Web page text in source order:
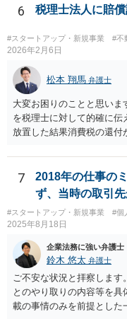
6 税理士法人に賠償
#スタートアップ・新規事業 #不
2026年2月6日
松本 翔馬 弁護士
大変お困りのことと思い
を税理士に対して的確に
放置した結果消費税の還付
あるか否かという問題 ②
う税理士職務の妥当性の
を提出していたところ、
いう課題があります。 ①
明記された委任事務に限定
事務外の税務相談に応じ
ませんが、責任追及する
は、 実際上、税理士事務
きます。 そのため、メー
していないことをもって
は難しい可能性がありま
事務外の税務相談をサー
7
2018年の仕事の
ず、当時の取引
#スタートアップ・新規事業 #個
2025年8月18日
企業法務に強い弁護士
鈴木 悠太 弁護士
ご不安な状況と拝察しま
とのやり取りの内容等を
載の事情のみを前提とし